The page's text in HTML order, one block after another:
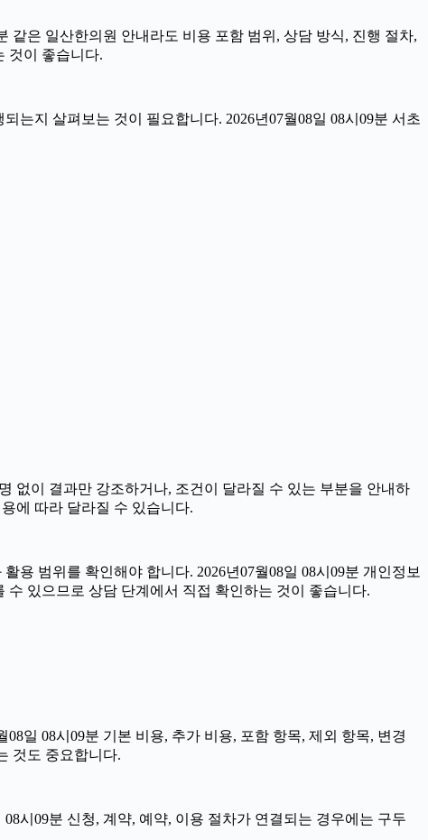
같은 일산한의원 안내라도 비용 포함 범위, 상담 방식, 진행 절차,
것이 좋습니다.
는지 살펴보는 것이 필요합니다. 2026년07월08일 08시09분 서초
없이 결과만 강조하거나, 조건이 달라질 수 있는 부분을 안내하
에 따라 달라질 수 있습니다.
용 범위를 확인해야 합니다. 2026년07월08일 08시09분 개인정보
있으므로 상담 단계에서 직접 확인하는 것이 좋습니다.
일 08시09분 기본 비용, 추가 비용, 포함 항목, 제외 항목, 변경
것도 중요합니다.
시09분 신청, 계약, 예약, 이용 절차가 연결되는 경우에는 구두